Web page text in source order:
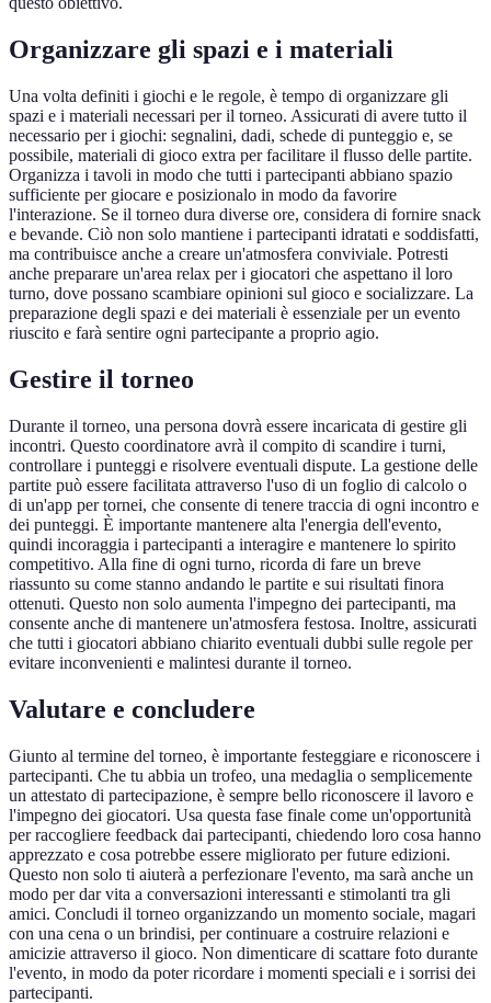
Organizzare gli spazi e i materiali
Una volta definiti i giochi e le regole, è tempo di organizzare gli
spazi e i materiali necessari per il torneo. Assicurati di avere tutto il
necessario per i giochi: segnalini, dadi, schede di punteggio e, se
possibile, materiali di gioco extra per facilitare il flusso delle partite.
Organizza i tavoli in modo che tutti i partecipanti abbiano spazio
sufficiente per giocare e posizionalo in modo da favorire
l'interazione. Se il torneo dura diverse ore, considera di fornire snack
e bevande. Ciò non solo mantiene i partecipanti idratati e soddisfatti,
ma contribuisce anche a creare un'atmosfera conviviale. Potresti
anche preparare un'area relax per i giocatori che aspettano il loro
turno, dove possano scambiare opinioni sul gioco e socializzare. La
preparazione degli spazi e dei materiali è essenziale per un evento
riuscito e farà sentire ogni partecipante a proprio agio.
Gestire il torneo
Durante il torneo, una persona dovrà essere incaricata di gestire gli
incontri. Questo coordinatore avrà il compito di scandire i turni,
controllare i punteggi e risolvere eventuali dispute. La gestione delle
partite può essere facilitata attraverso l'uso di un foglio di calcolo o
di un'app per tornei, che consente di tenere traccia di ogni incontro e
dei punteggi. È importante mantenere alta l'energia dell'evento,
quindi incoraggia i partecipanti a interagire e mantenere lo spirito
competitivo. Alla fine di ogni turno, ricorda di fare un breve
riassunto su come stanno andando le partite e sui risultati finora
ottenuti. Questo non solo aumenta l'impegno dei partecipanti, ma
consente anche di mantenere un'atmosfera festosa. Inoltre, assicurati
che tutti i giocatori abbiano chiarito eventuali dubbi sulle regole per
evitare inconvenienti e malintesi durante il torneo.
Valutare e concludere
Giunto al termine del torneo, è importante festeggiare e riconoscere i
partecipanti. Che tu abbia un trofeo, una medaglia o semplicemente
un attestato di partecipazione, è sempre bello riconoscere il lavoro e
l'impegno dei giocatori. Usa questa fase finale come un'opportunità
per raccogliere feedback dai partecipanti, chiedendo loro cosa hanno
apprezzato e cosa potrebbe essere migliorato per future edizioni.
Questo non solo ti aiuterà a perfezionare l'evento, ma sarà anche un
modo per dar vita a conversazioni interessanti e stimolanti tra gli
amici. Concludi il torneo organizzando un momento sociale, magari
con una cena o un brindisi, per continuare a costruire relazioni e
amicizie attraverso il gioco. Non dimenticare di scattare foto durante
l'evento, in modo da poter ricordare i momenti speciali e i sorrisi dei
partecipanti.